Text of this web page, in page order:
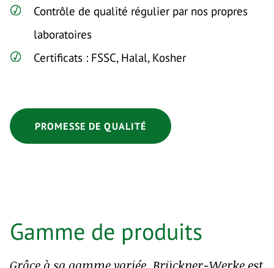
Contrôle de qualité régulier par nos propres
laboratoires
Certificats : FSSC, Halal, Kosher
PROMESSE DE QUALITÉ
Gamme de produits